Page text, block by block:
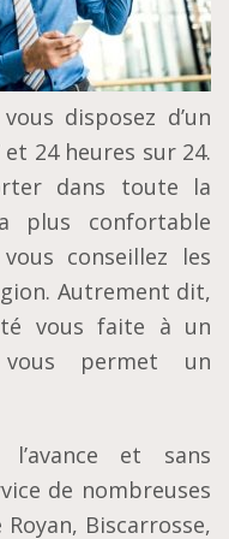
disposez d’un
24 heures sur 24.
dans toute la
plus confortable
conseillez les
Autrement dit,
vous faite à un
permet un
et sans
de nombreuses
Biscarrosse,